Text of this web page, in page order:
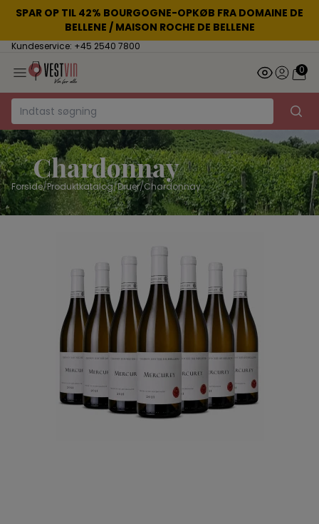
SPAR OP TIL 42% BOURGOGNE-OPKØB FRA DOMAINE DE
BELLENE / MAISON ROCHE DE BELLENE
Kundeservice: +45 2540 7800
0
Chardonnay
Forside/Produktkatalog/Druer/Chardonnay